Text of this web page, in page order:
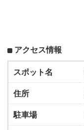
アクセス情報
スポット名
住所
駐車場